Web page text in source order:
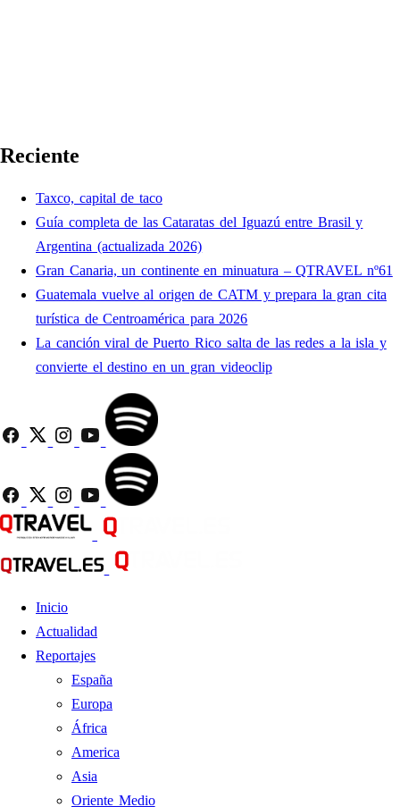
Reciente
Taxco, capital de taco
Guía completa de las Cataratas del Iguazú entre Brasil y
Argentina (actualizada 2026)
Gran Canaria, un continente en minuatura – QTRAVEL nº61
Guatemala vuelve al origen de CATM y prepara la gran cita
turística de Centroamérica para 2026
La canción viral de Puerto Rico salta de las redes a la isla y
convierte el destino en un gran videoclip
Inicio
Actualidad
Reportajes
España
Europa
África
America
Asia
Oriente Medio